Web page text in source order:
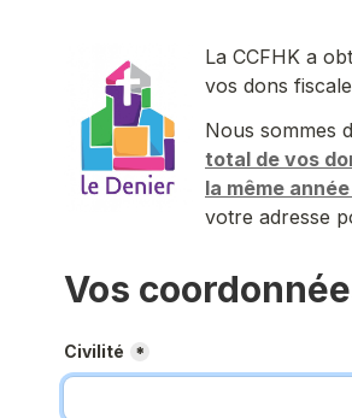
La CCFHK a
vos dons
Nous sommes
total de vos
la même
votre adresse
Vos
Civilité *